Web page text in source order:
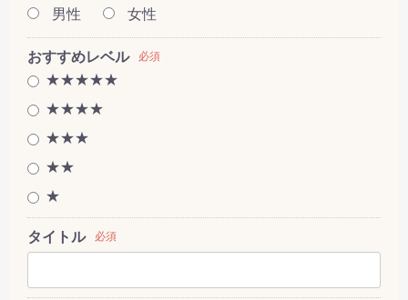
男性 女性
おすすめレベル 必須
★★★★★
★★★★
★★★
★★
★
タイトル 必須